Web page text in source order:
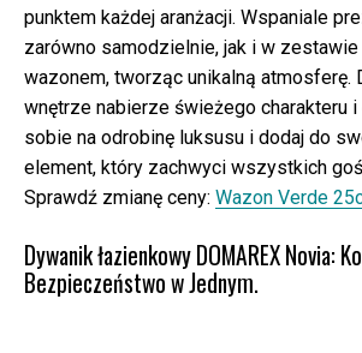
punktem każdej aranżacji. Wspaniale
zarówno samodzielnie, jak i w
wazonem, tworząc unikalną atmosferę.
wnętrze nabierze świeżego charakteru
sobie na odrobinę luksusu i dodaj do
element, który zachwyci wszystkich
Sprawdź zmianę ceny: Wazon Verde
Dywanik łazienkowy DOMAREX Novia:
Bezpieczeństwo w Jednym.